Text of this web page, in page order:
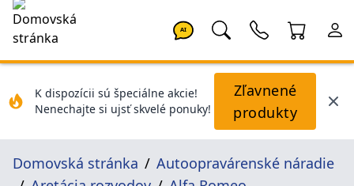
AI
K dispozícii sú špeciálne akcie!
Nenechajte si ujsť skvelé ponuky!
Zľavnené
produkty
Domovská stránka
Autoopravárenské náradie